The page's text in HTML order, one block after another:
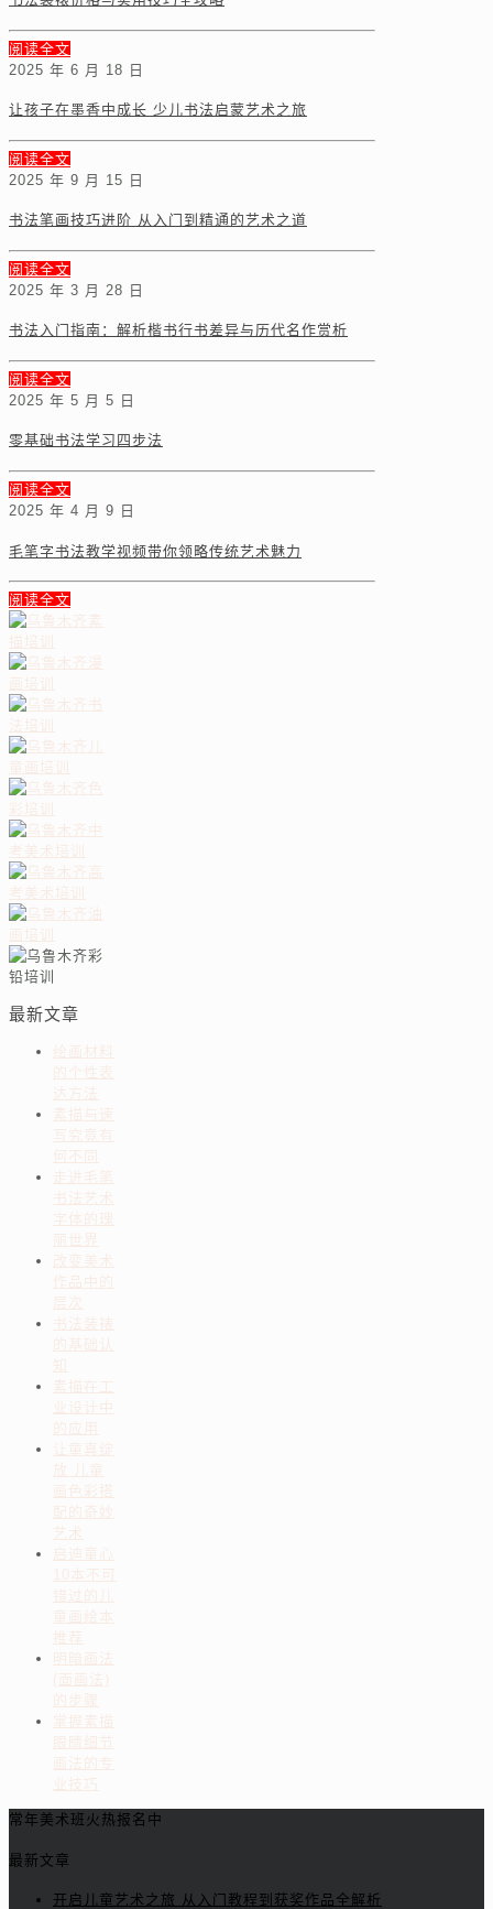
阅读全文
2025 年 6 月 18 日
让孩子在墨香中成长 少儿书法启蒙艺术之旅
阅读全文
2025 年 9 月 15 日
书法笔画技巧进阶 从入门到精通的艺术之道
阅读全文
2025 年 3 月 28 日
书法入门指南：解析楷书行书差异与历代名作赏析
阅读全文
2025 年 5 月 5 日
零基础书法学习四步法
阅读全文
2025 年 4 月 9 日
毛笔字书法教学视频带你领略传统艺术魅力
阅读全文
最新文章
绘画材料
的个性表
达方法
素描与速
写究竟有
何不同
走进毛笔
书法艺术
字体的瑰
丽世界
改变美术
作品中的
层次
书法装裱
的基础认
知
素描在工
业设计中
的应用
让童真绽
放 儿童
画色彩搭
配的奇妙
艺术
启迪童心
10本不可
错过的儿
童画绘本
推荐
明暗画法
(面画法)
的步骤
掌握素描
眼睛细节
画法的专
业技巧
常年美术班火热报名中
最新文章
开启儿童艺术之旅 从入门教程到获奖作品全解析